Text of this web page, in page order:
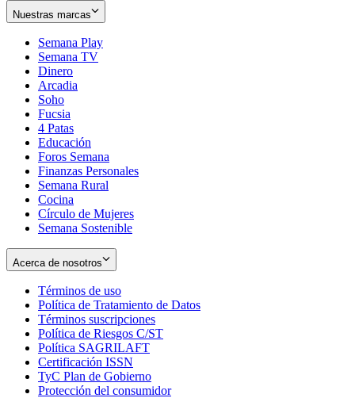
Nuestras marcas
Semana Play
Semana TV
Dinero
Arcadia
Soho
in
new
window
Fucsia
in
new
window
4 Patas
Educación
Foros Semana
Finanzas Personales
Semana Rural
Cocina
Círculo de Mujeres
Semana Sostenible
Acerca de nosotros
Términos de uso
in
new
window
Política de Tratamiento de Datos
Términos suscripciones
in
Política de Riesgos C/ST
Política SAGRILAFT
new
window
Certificación ISSN
in
new
TyC Plan de Gobierno
in
Protección del consumidorOpens